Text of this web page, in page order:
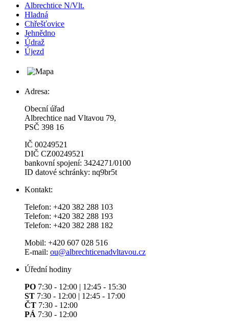
Albrechtice N/Vlt.
Hladná
Chřešťovice
Jehnědno
Údraž
Újezd
Adresa:
Obecní úřad
Albrechtice nad Vltavou 79,
PSČ 398 16
IČ 00249521
DIČ CZ00249521
bankovní spojení: 3424271/0100
ID datové schránky: nq9br5t
Kontakt:
Telefon: +420 382 288 103
Telefon: +420 382 288 193
Telefon: +420 382 288 182
Mobil: +420 607 028 516
E-mail: ou@albrechticenadvltavou.cz
Úřední hodiny
PO 7:30 - 12:00 | 12:45 - 15:30
ST 7:30 - 12:00 | 12:45 - 17:00
ČT 7:30 - 12:00
PÁ 7:30 - 12:00